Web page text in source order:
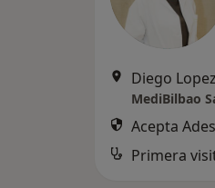
MediBilbao
Acepta
Primera